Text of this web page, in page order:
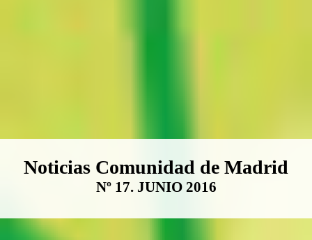
Boletín Noticias Comunidad de
Noticias Comunidad de Madrid
Nº 17. JUNIO 2016